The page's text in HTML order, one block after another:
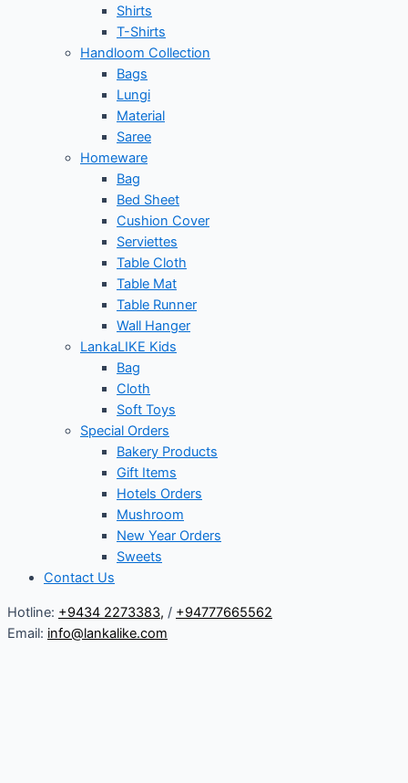
Shirts
T-Shirts
Handloom Collection
Bags
Lungi
Material
Saree
Homeware
Bag
Bed Sheet
Cushion Cover
Serviettes
Table Cloth
Table Mat
Table Runner
Wall Hanger
LankaLIKE Kids
Bag
Cloth
Soft Toys
Special Orders
Bakery Products
Gift Items
Hotels Orders
Mushroom
New Year Orders
Sweets
Contact Us
Hotline: +9434 2273383, / +94777665562
Email: info@lankalike.com